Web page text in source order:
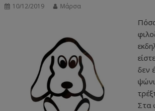
10/12/2019 Μάρσα
δεν
Στα